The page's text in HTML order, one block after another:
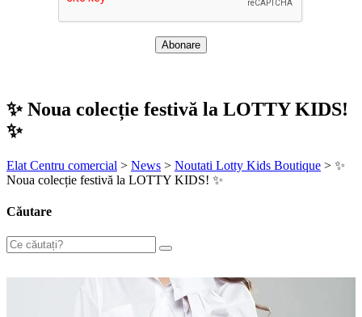
✨ Noua colecție festivă la LOTTY KIDS!
✨
Elat Centru comercial > News > Noutati Lotty Kids Boutique > ✨
Noua colecție festivă la LOTTY KIDS! ✨
Căutare